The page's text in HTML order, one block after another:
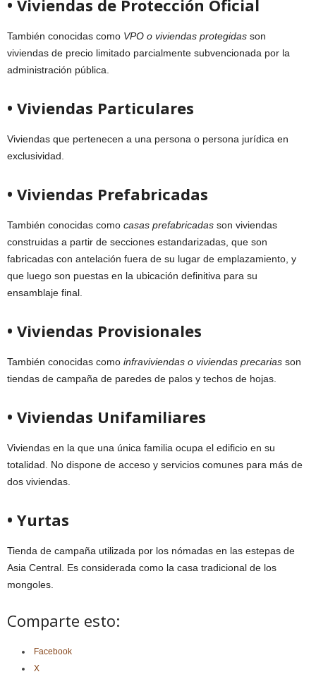
• Viviendas de Protección Oficial
También conocidas como VPO o viviendas protegidas son
viviendas de precio limitado parcialmente subvencionada por la
administración pública.
• Viviendas Particulares
Viviendas que pertenecen a una persona o persona jurídica en
exclusividad.
• Viviendas Prefabricadas
También conocidas como casas prefabricadas son viviendas
construidas a partir de secciones estandarizadas, que son
fabricadas con antelación fuera de su lugar de emplazamiento, y
que luego son puestas en la ubicación definitiva para su
ensamblaje final.
• Viviendas Provisionales
También conocidas como infraviviendas o viviendas precarias son
tiendas de campaña de paredes de palos y techos de hojas.
• Viviendas Unifamiliares
Viviendas en la que una única familia ocupa el edificio en su
totalidad. No dispone de acceso y servicios comunes para más de
dos viviendas.
• Yurtas
Tienda de campaña utilizada por los nómadas en las estepas de
Asia Central. Es considerada como la casa tradicional de los
mongoles.
Comparte esto:
Facebook
X